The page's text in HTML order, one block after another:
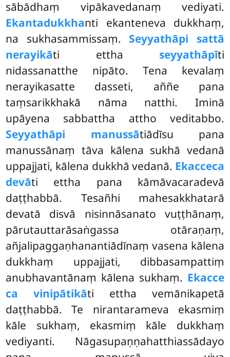
sābādhaṃ vipākavedanaṃ vediyati.
Ekantadukkhanti ekanteneva dukkhaṃ,
na sukhasammissaṃ. Seyyathāpi sattā
nerayikāti ettha seyyathāpīti
nidassanatthe nipāto. Tena kevalaṃ
nerayikasatte dasseti, aññe pana
taṃsarikkhakā nāma natthi. Iminā
upāyena sabbattha attho veditabbo.
Seyyathāpi manussātiādīsu pana
manussānaṃ tāva kālena sukhā vedanā
uppajjati, kālena dukkhā vedanā. Ekacceca
devāti ettha pana kāmāvacaradevā
daṭṭhabbā. Tesañhi mahesakkhatarā
devatā disvā nisinnāsanato vuṭṭhānaṃ,
pārutauttarāsaṅgassa otāraṇaṃ,
añjalipaggaṇhanantiādīnaṃ vasena kālena
dukkhaṃ uppajjati, dibbasampattiṃ
anubhavantānaṃ kālena sukhaṃ. Ekacce
ca vinipātikāti ettha vemānikapetā
daṭṭhabbā. Te nirantarameva ekasmiṃ
kāle sukhaṃ, ekasmiṃ kāle dukkhaṃ
vediyanti. Nāgasupaṇṇahatthiassādayo